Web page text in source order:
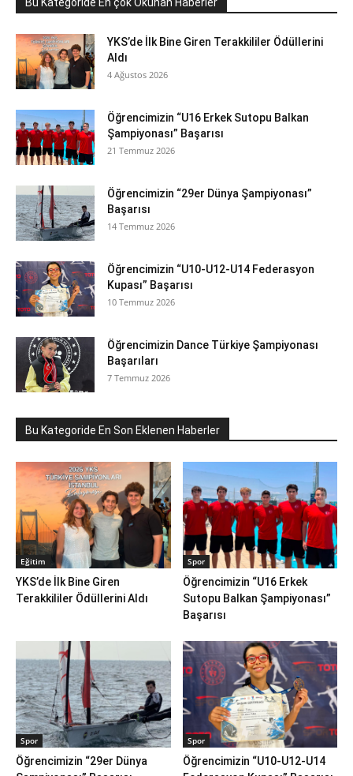
YKS’de İlk Bine Giren Terakkililer Ödüllerini
Aldı
4 Ağustos 2026
Öğrencimizin “U16 Erkek Sutopu Balkan
Şampiyonası” Başarısı
21 Temmuz 2026
Öğrencimizin “29er Dünya Şampiyonası”
Başarısı
14 Temmuz 2026
Öğrencimizin “U10-U12-U14 Federasyon
Kupası” Başarısı
10 Temmuz 2026
Öğrencimizin Dance Türkiye Şampiyonası
Başarıları
7 Temmuz 2026
Bu Kategoride En Son Eklenen Haberler
Eğitim
YKS’de İlk Bine Giren
Terakkililer Ödüllerini Aldı
Spor
Öğrencimizin “U16 Erkek
Sutopu Balkan Şampiyonası”
Başarısı
Spor
Öğrencimizin “29er Dünya
Spor
Öğrencimizin “U10-U12-U14